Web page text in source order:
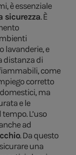
è essenziale
sicurezza. È
lavanderie, e
distanza di
come
corretto
ma
e le
L’uso
ad
. Da questo
una